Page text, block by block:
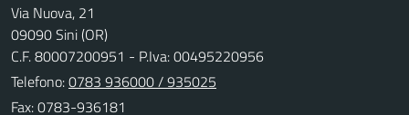
Via Nuova, 21
09090 Sini (OR)
C.F. 80007200951 - P.Iva: 00495220956
Telefono:0783 936000 / 935025
Fax: 0783-936181